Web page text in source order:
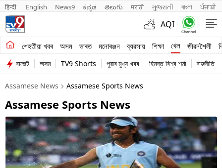
हिन्दी English News9 ಕನ್ನಡ తెలుగు मराठी ગુજરાતી বাংলা ਪੰਜਾਬੀ
AQI
শেহতীয়া খবৰ অসম ভাৰত মনোৰঞ্জন ব্যৱসায় শিক্ষা খেল জীৱনশৈলী
শেহতীয়া খবৰ
অসম
ভাৰত
মনোৰঞ্জন
ব্যৱসায়
শিক্ষা
বাজেট অসম TV9 Shorts পুৱাৰ মুখ্য খবৰ হিমন্ত বিশ্ব শৰ্মা ৰাজনীতি
Assamese News Assamese Sports News
Assamese Sports News